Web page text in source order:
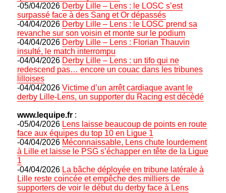
-05/04/2026 Derby Lille – Lens : le LOSC s’est
surpassé face à des Sang et Or dépassés
-04/04/2026 Derby Lille – Lens : le LOSC prend sa
revanche sur son voisin et monte sur le podium
-04/04/2026 Derby Lille – Lens : Florian Thauvin
insulté, le match interrompu
-04/04/2026 Derby Lille – Lens : un tifo qui ne
redescend pas… encore un couac dans les tribunes
lilloises
-04/04/2026Victime d’un arrêt cardiaque avant le
derby Lille-Lens, un supporter du Racing est décédé
www.lequipe.fr :
-05/04/2026 Lens laisse beaucoup de points en route
face aux équipes du top 10 en Ligue 1
-04/04/2026 Méconnaissable, Lens chute lourdement
à Lille et laisse le PSG s’échapper en tête de la Ligue
1
-04/04/2026 La bâche déployée en tribune latérale à
Lille reste coincée et empêche des milliers de
supporters de voir le début du derby face à Lens